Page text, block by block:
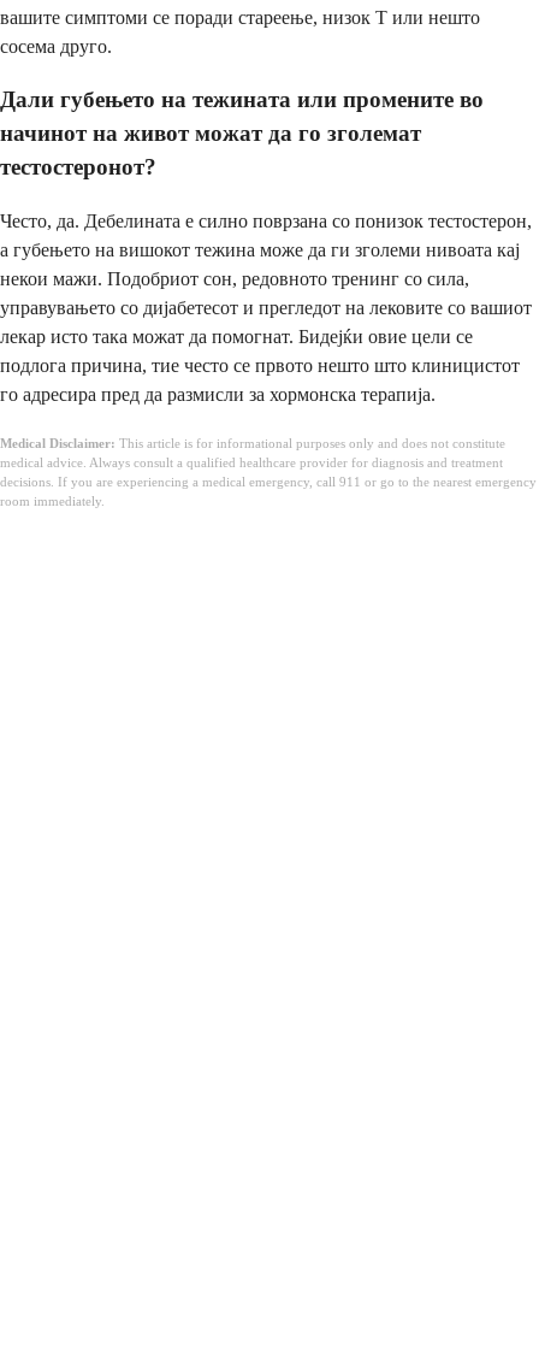
вашите симптоми се поради стареење, низок Т или нешто
сосема друго.
Дали губењето на тежината или промените во
начинот на живот можат да го зголемат
тестостеронот?
Често, да. Дебелината е силно поврзана со понизок тестостерон,
а губењето на вишокот тежина може да ги зголеми нивоата кај
некои мажи. Подобриот сон, редовното тренинг со сила,
управувањето со дијабетесот и прегледот на лековите со вашиот
лекар исто така можат да помогнат. Бидејќи овие цели се
подлога причина, тие често се првото нешто што клиницистот
го адресира пред да размисли за хормонска терапија.
Medical Disclaimer: This article is for informational purposes only and does not constitute
medical advice. Always consult a qualified healthcare provider for diagnosis and treatment
decisions. If you are experiencing a medical emergency, call 911 or go to the nearest emergency
room immediately.